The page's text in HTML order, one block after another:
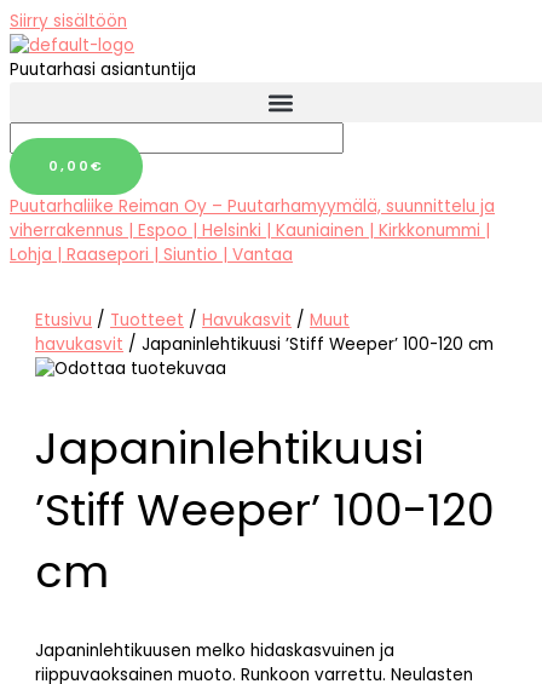
Siirry sisältöön
Puutarhasi asiantuntija
0,00 €
Puutarhaliike Reiman Oy – Puutarhamyymälä, suunnittelu ja
viherrakennus | Espoo | Helsinki | Kauniainen | Kirkkonummi |
Lohja | Raasepori | Siuntio | Vantaa
Etusivu / Tuotteet /Havukasvit /Muut
havukasvit / Japaninlehtikuusi ’Stiff Weeper’ 100-120 cm
Japaninlehtikuusi
’Stiff Weeper’ 100-120
cm
Japaninlehtikuusen melko hidaskasvuinen ja
riippuvaoksainen muoto. Runkoon varrettu. Neulasten